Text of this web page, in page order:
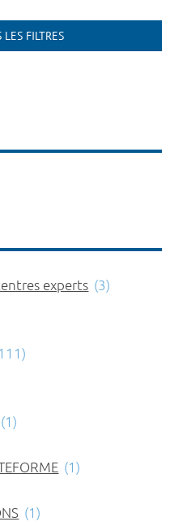
LES FILTRES
experts (3)
(1)
(1)
(1)